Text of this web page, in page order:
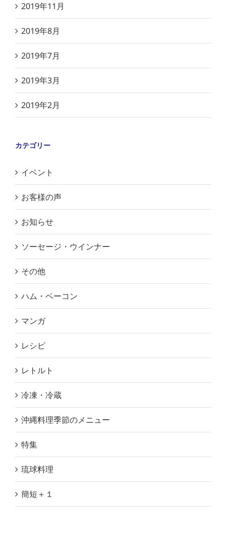
2019年11月
2019年8月
2019年7月
2019年3月
2019年2月
カテゴリー
イベント
お客様の声
お知らせ
ソーセージ・ウインナー
その他
ハム・ベーコン
マンガ
レシピ
レトルト
冷凍・冷蔵
沖縄料理季節のメニュー
特集
琉球料理
簡短＋１